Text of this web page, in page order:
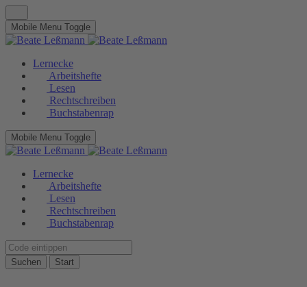
Mobile Menu Toggle
Lernecke
Arbeitshefte
Lesen
Rechtschreiben
Buchstabenrap
Mobile Menu Toggle
Lernecke
Arbeitshefte
Lesen
Rechtschreiben
Buchstabenrap
Suchen Start